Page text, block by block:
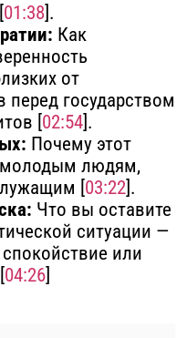
01:38].
Как
от
перед государством
[02:54].
Почему этот
молодым людям,
[03:22].
Что вы оставите
ситуации —
или
04:26]